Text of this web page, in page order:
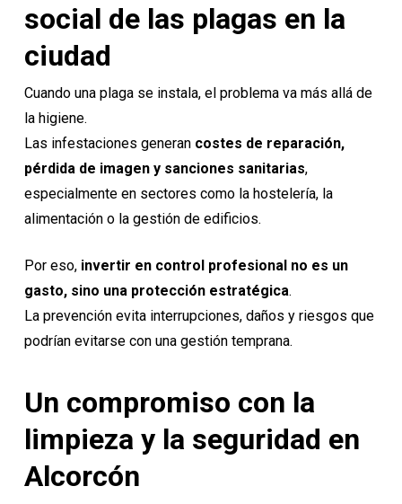
social de las plagas en la
ciudad
Cuando una plaga se instala, el problema va más allá de
la higiene.
Las infestaciones generan costes de reparación,
pérdida de imagen y sanciones sanitarias,
especialmente en sectores como la hostelería, la
alimentación o la gestión de edificios.
Por eso, invertir en control profesional no es un
gasto, sino una protección estratégica.
La prevención evita interrupciones, daños y riesgos que
podrían evitarse con una gestión temprana.
Un compromiso con la
limpieza y la seguridad en
Alcorcón